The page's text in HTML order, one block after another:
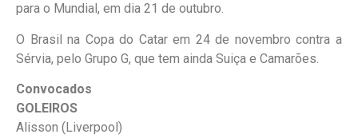
para o Mundial, em dia 21 de outubro.
O Brasil na Copa do Catar em 24 de novembro contra a
Sérvia, pelo Grupo G, que tem ainda Suiça e Camarões.
Convocados
GOLEIROS
Alisson (Liverpool)